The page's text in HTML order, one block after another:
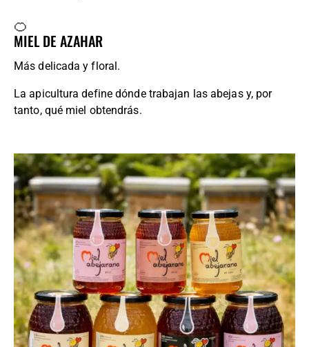
🍊
MIEL DE AZAHAR
Más delicada y floral.
La apicultura define dónde trabajan las abejas y, por
tanto, qué miel obtendrás.